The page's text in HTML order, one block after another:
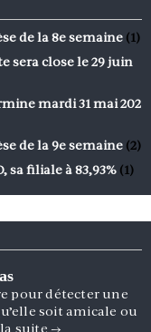
de la 8e semaine (1)
sera close le 29 juin
mardi 31 mai 202
de la 9e semaine (2)
sa filiale à 83,93% (1)
pour détecter une
soit amicale ou
suite →